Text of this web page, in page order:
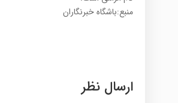
منبع:باشگاه خبرنگاران
ارسال نظر